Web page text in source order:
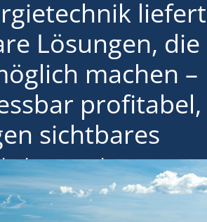
liefert
Lösungen, die
machen –
profitabel,
sichtbares